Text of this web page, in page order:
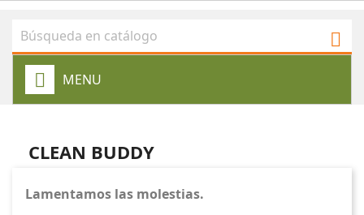

MENU
CLEAN BUDDY
Lamentamos las molestias.